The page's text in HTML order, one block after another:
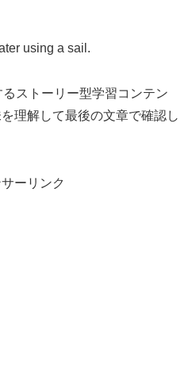
using a sail.
るストーリー型学習コンテン
理解して最後の文章で確認し
ーリンク